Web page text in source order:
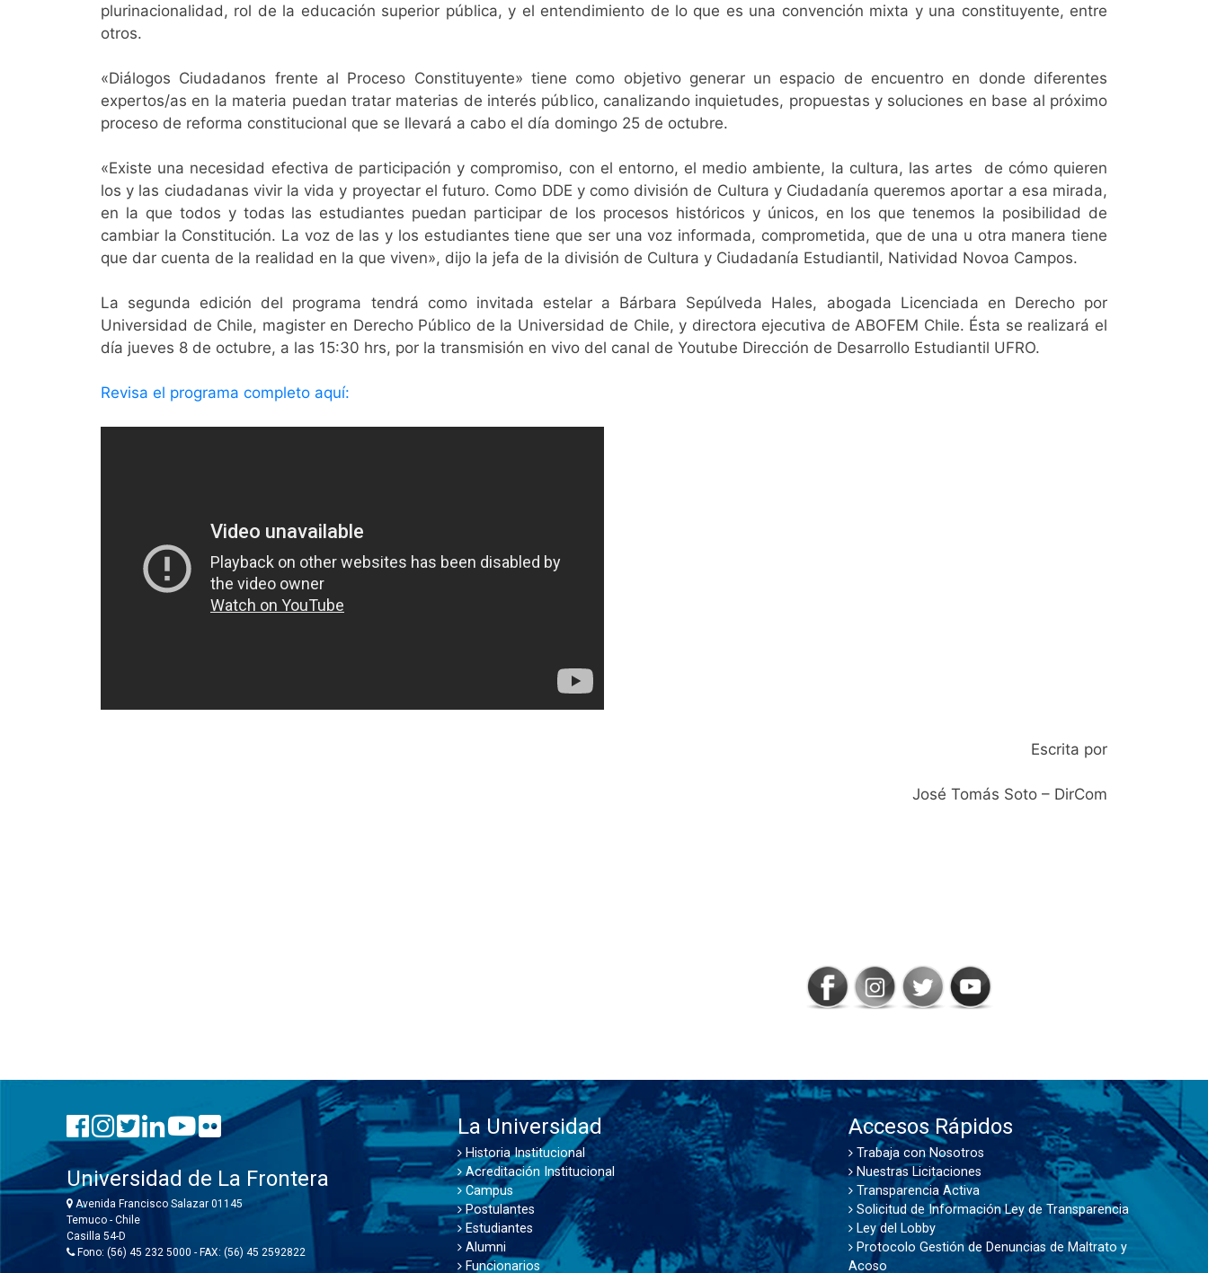
plurinacionalidad, rol de la educación superior pública, y el entendimiento de lo que es una convención mixta y una constituyente, entre
otros.
«Diálogos Ciudadanos frente al Proceso Constituyente» tiene como objetivo generar un espacio de encuentro en donde diferentes
expertos/as en la materia puedan tratar materias de interés público, canalizando inquietudes, propuestas y soluciones en base al próximo
proceso de reforma constitucional que se llevará a cabo el día domingo 25 de octubre.
«Existe una necesidad efectiva de participación y compromiso, con el entorno, el medio ambiente, la cultura, las artes de cómo quieren
los y las ciudadanas vivir la vida y proyectar el futuro. Como DDE y como división de Cultura y Ciudadanía queremos aportar a esa mirada,
en la que todos y todas las estudiantes puedan participar de los procesos históricos y únicos, en los que tenemos la posibilidad de
cambiar la Constitución. La voz de las y los estudiantes tiene que ser una voz informada, comprometida, que de una u otra manera tiene
que dar cuenta de la realidad en la que viven», dijo la jefa de la división de Cultura y Ciudadanía Estudiantil, Natividad Novoa Campos.
La segunda edición del programa tendrá como invitada estelar a Bárbara Sepúlveda Hales, abogada Licenciada en Derecho por
Universidad de Chile, magister en Derecho Público de la Universidad de Chile, y directora ejecutiva de ABOFEM Chile. Ésta se realizará el
día jueves 8 de octubre, a las 15:30 hrs, por la transmisión en vivo del canal de Youtube Dirección de Desarrollo Estudiantil UFRO.
Revisa el programa completo aquí:
Escrita por
José Tomás Soto – DirCom
Universidad de La Frontera
Avenida Francisco Salazar 01145
Temuco - Chile
Casilla 54-D
Fono: (56) 45 232 5000 - FAX: (56) 45 2592822
La Universidad
Historia Institucional
Acreditación Institucional
Campus
Postulantes
Estudiantes
Alumni
Funcionarios
Accesos Rápidos
Trabaja con Nosotros
Nuestras Licitaciones
Transparencia Activa
Solicitud de Información Ley de Transparencia
Ley del Lobby
Protocolo Gestión de Denuncias de Maltrato y
Acoso